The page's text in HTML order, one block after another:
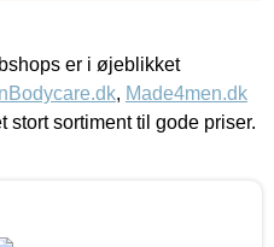
er i øjeblikket
, Made4men.dk
stort sortiment til gode priser.